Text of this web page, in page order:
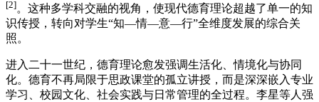
[2]。这种多学科交融的视角，使现代德育理论超越了单一的知
识传授，转向对学生“知—情—意—行”全维度发展的综合关
照。
进入二十一世纪，德育理论愈发强调生活化、情境化与协同
化。德育不再局限于思政课堂的孤立讲授，而是深深嵌入专业
学习、校园文化、社会实践与日常管理的全过程。李星等人强